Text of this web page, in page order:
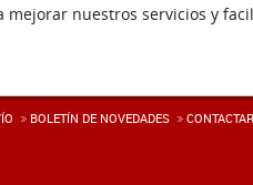
mejorar nuestros servicios y
BOLETÍN DE NOVEDADES CONTACTAR